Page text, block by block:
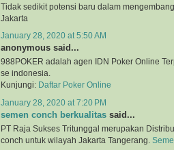
Tidak sedikit potensi baru dalam
Jakarta
January 28, 2020 at 5:50 AM
anonymous said...
988POKER adalah agen IDN Poker Online
se indonesia.
Kunjungi:
Daftar Poker Online
January 28, 2020 at 7:20 PM
semen conch berkualitas said...
PT Raja Sukses Tritunggal merupakan
conch untuk wilayah Jakarta Tangerang.